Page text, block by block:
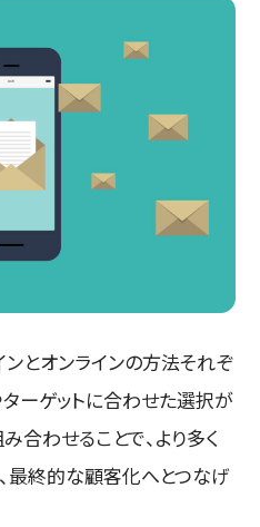
ンとオンラインの方法それぞ
ターゲットに合わせた選択が
合わせることで、より多く
最終的な顧客化へとつなげ